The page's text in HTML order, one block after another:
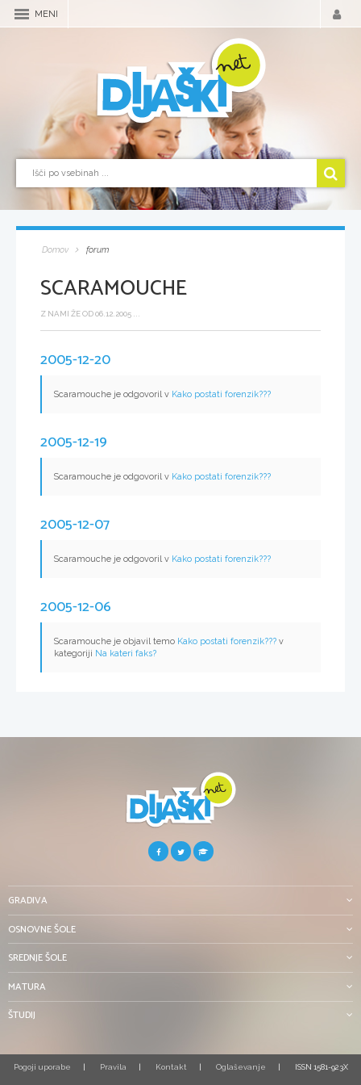
MENI
Domov forum
SCARAMOUCHE
Z NAMI ŽE OD 06.12.2005 ...
2005-12-20
Scaramouche je odgovoril v Kako postati forenzik???
2005-12-19
Scaramouche je odgovoril v Kako postati forenzik???
2005-12-07
Scaramouche je odgovoril v Kako postati forenzik???
2005-12-06
Scaramouche je objavil temo Kako postati forenzik??? v
kategoriji Na kateri faks?
GRADIVA
OSNOVNE ŠOLE
SREDNJE ŠOLE
MATURA
ŠTUDIJ
Pogoji uporabe Pravila Kontakt Oglaševanje ISSN 1581-923X